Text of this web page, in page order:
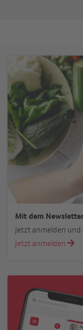
Mit dem
Jetzt anmelden
Jetzt anmelden